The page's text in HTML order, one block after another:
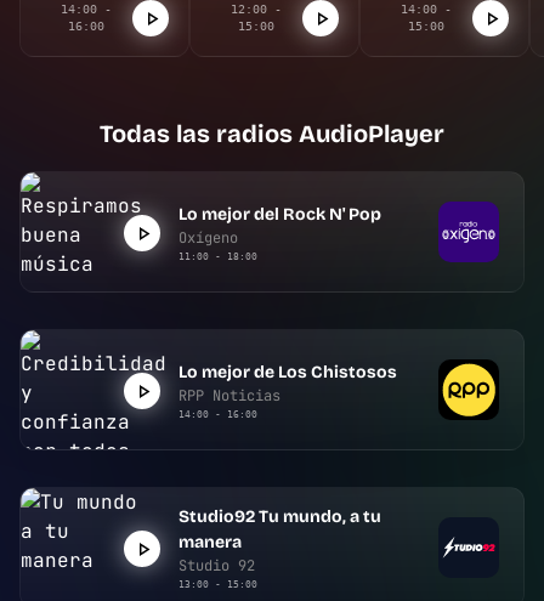
14:00 -
16:00
12:00 -
15:00
14:00 -
15:00
Todas las radios AudioPlayer
Lo mejor del Rock N' Pop
Oxígeno
11:00 - 18:00
Lo mejor de Los Chistosos
RPP Noticias
14:00 - 16:00
Studio92 Tu mundo, a tu
manera
Studio 92
13:00 - 15:00